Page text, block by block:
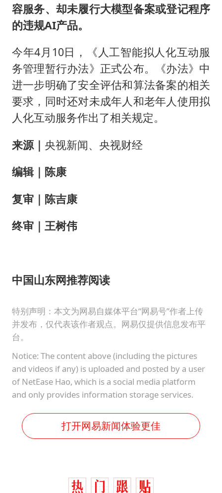
容服务、却未履行大模型备案或登记程序
的违规AI产品。
今年4月10日，《人工智能拟人化互动服
务管理暂行办法》正式公布。《办法》中
进一步明确了安全评估和算法备案的相关
要求，同时还对未成年人和老年人使用拟
人化互动服务作出了相关规定。
来源｜ 央视新闻、央视财经
编辑｜ 陈康
复审｜ 陈吉康
终审｜ 王树伟
中国山东网推荐阅读
特别声明：本文为网易自媒体平台“网易号”作者上传
并发布，仅代表该作者观点。网易仅提供信息发布平
台。
Notice: The content above (including the pictures
and videos if any) is uploaded and posted by a user
of NetEase Hao, which is a social media platform
and only provides information storage services.
打开网易新闻体验更佳